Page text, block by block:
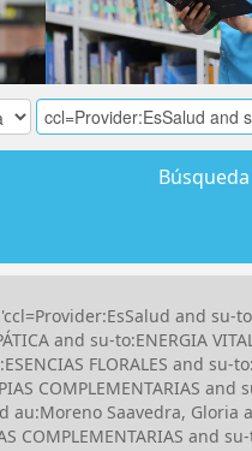
and su-to:
and su-to:ENERGIA
FLORALES and
COMPLEMENTARIAS
Saavedra, Gloria
COMPLEMENTARIAS and